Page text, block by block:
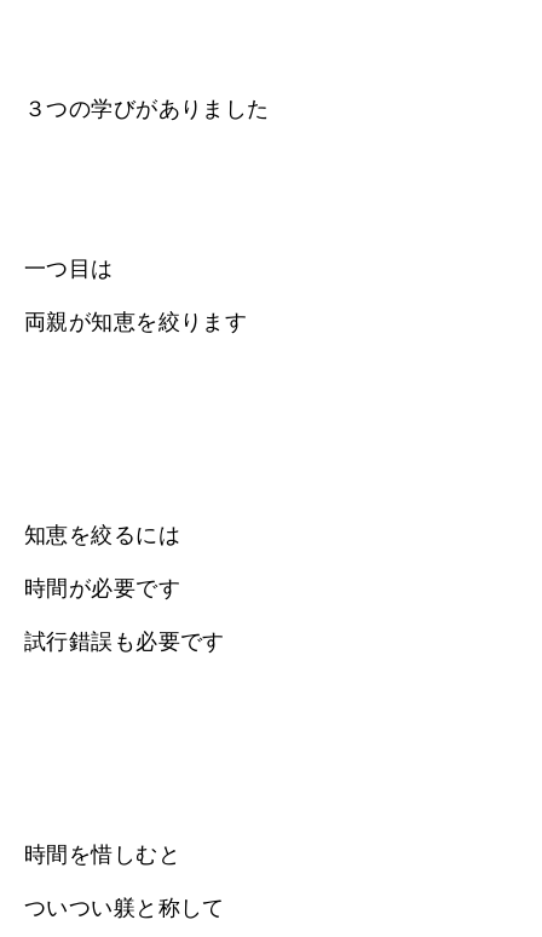
３つの学びがありました
一つ目は
両親が知恵を絞ります
知恵を絞るには
時間が必要です
試行錯誤も必要です
時間を惜しむと
ついつい躾と称して